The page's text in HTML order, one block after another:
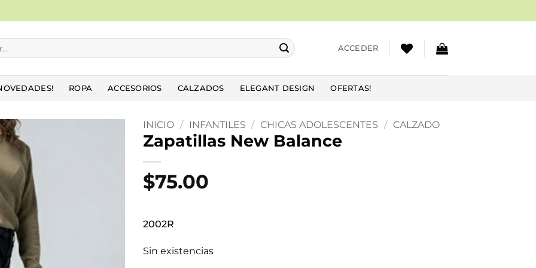
ACCEDER
ROPA ACCESORIOS CALZADOS ELEGANT DESIGN OFERTAS!
INICIO / INFANTILES / CHICAS ADOLESCENTES / CALZADO
Zapatillas New Balance
$75.00
2002R
Sin existencias